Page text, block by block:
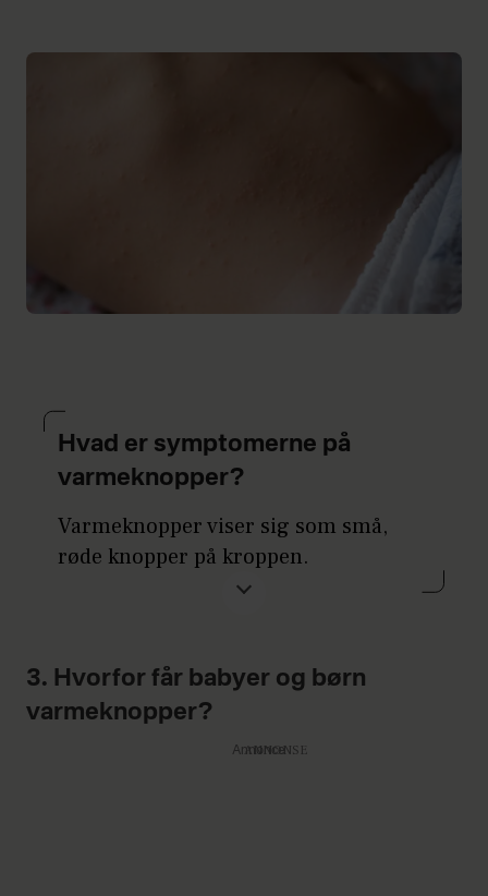
Hvad er symptomerne på
varmeknopper?
Varmeknopper viser sig som små,
røde knopper på kroppen.
Hovedet
3. Hvorfor får babyer og børn
varmeknopper?
Annonce